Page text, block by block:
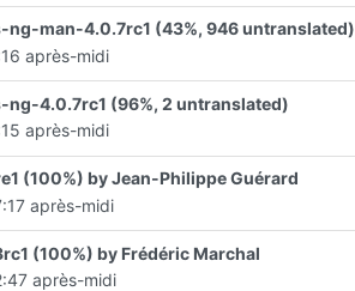
ng-man-4.0.7rc1 (43%, 946 untranslated)
après-midi
ng-4.0.7rc1 (96%, 2 untranslated)
après-midi
(100%) by Jean-Philippe Guérard
après-midi
(100%) by Frédéric Marchal
après-midi